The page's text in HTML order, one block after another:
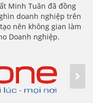
Minh Tuân đã đồng
doanh nghiệp trên
nên không gian làm
Doanh nghiệp.